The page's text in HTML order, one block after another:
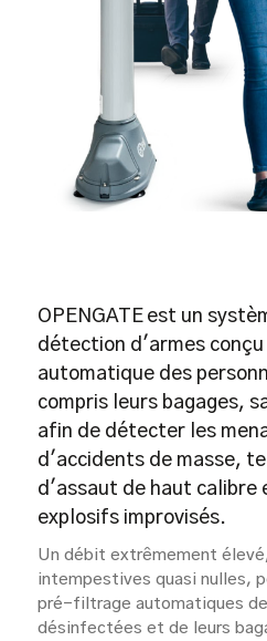
OPENGATE est un
détection d'armes
automatique des
compris leurs bagages,
afin de détecter les
d'accidents de masse,
d'assaut de haut calibre
explosifs improvisés.
Un débit extrêmement
intempestives quasi nulles,
pré-filtrage automatiques
désinfectées et de leurs